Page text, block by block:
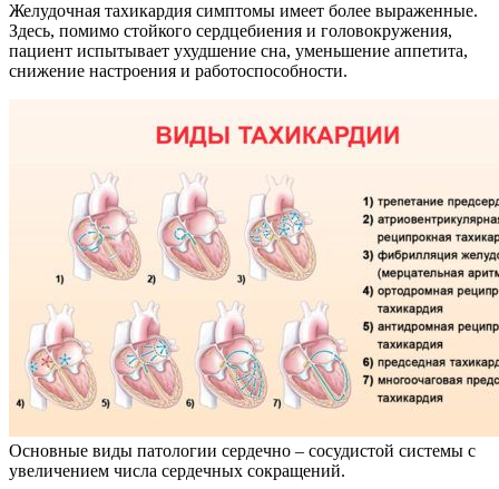
Желудочная тахикардия симптомы имеет более выраженные.
Здесь, помимо стойкого сердцебиения и головокружения,
пациент испытывает ухудшение сна, уменьшение аппетита,
снижение настроения и работоспособности.
Основные виды патологии сердечно – сосудистой системы с
увеличением числа сердечных сокращений.